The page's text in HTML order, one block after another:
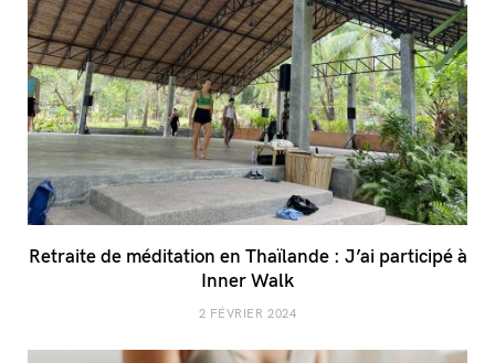
Retraite de méditation en Thaïlande : J’ai participé à
Inner Walk
2 FÉVRIER 2024